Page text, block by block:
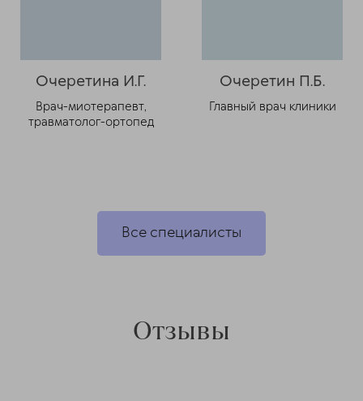
Очеретина И.Г.
Врач-миотерапевт,
травматолог-ортопед
Очеретин П.Б.
Главный врач клиники
Все специалисты
Отзывы